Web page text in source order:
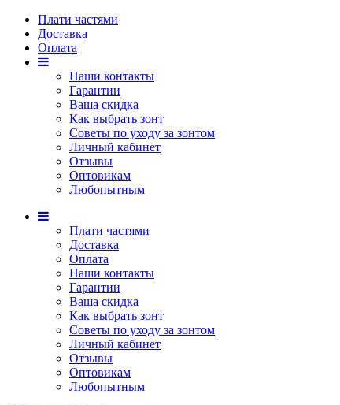
Плати частями
Доставка
Оплата
Наши контакты
Гарантии
Ваша скидка
Как выбрать зонт
Советы по уходу за зонтом
Личный кабинет
Отзывы
Оптовикам
Любопытным
Плати частями
Доставка
Оплата
Наши контакты
Гарантии
Ваша скидка
Как выбрать зонт
Советы по уходу за зонтом
Личный кабинет
Отзывы
Оптовикам
Любопытным